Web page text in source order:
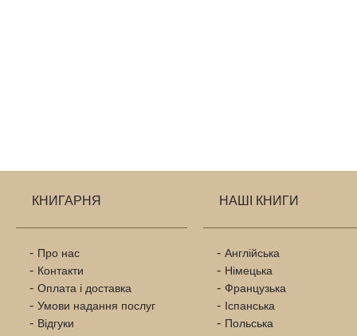
КНИГАРНЯ
Про нас
Контакти
Оплата і доставка
Умови надання послуг
Відгуки
НАШІ КНИГИ
Англійська
Німецька
Французька
Іспанська
Польська